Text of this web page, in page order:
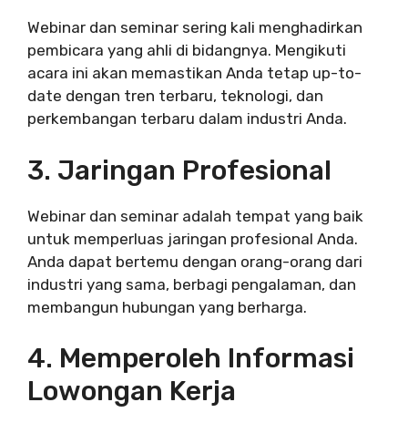
Webinar dan seminar sering kali menghadirkan
pembicara yang ahli di bidangnya. Mengikuti
acara ini akan memastikan Anda tetap up-to-
date dengan tren terbaru, teknologi, dan
perkembangan terbaru dalam industri Anda.
3. Jaringan Profesional
Webinar dan seminar adalah tempat yang baik
untuk memperluas jaringan profesional Anda.
Anda dapat bertemu dengan orang-orang dari
industri yang sama, berbagi pengalaman, dan
membangun hubungan yang berharga.
4. Memperoleh Informasi
Lowongan Kerja